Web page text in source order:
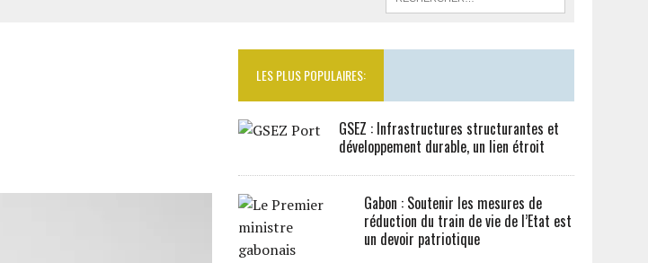
LES PLUS POPULAIRES:
GSEZ : Infrastructures structurantes et
développement durable, un lien étroit
Gabon : Soutenir les mesures de
réduction du train de vie de l’Etat est
un devoir patriotique